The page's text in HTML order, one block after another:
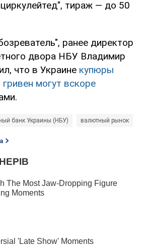
тираж — до 50
ранее директор
двора НБУ Владимир
что в Украине купюры
могут вскоре
банк Украины (НБУ) валютный рынок